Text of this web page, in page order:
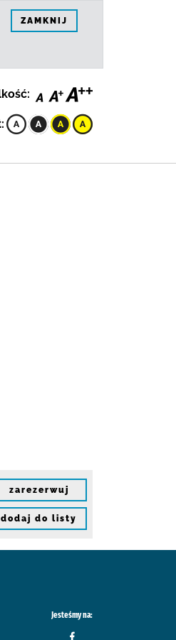
ZAMKNIJ
zarezerwuj
dodaj do listy
Jesteśmy na: